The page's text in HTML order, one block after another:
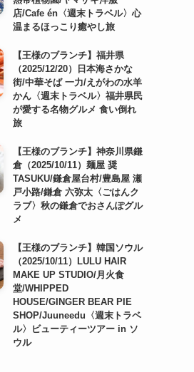
店/Cafe én〈週末トラベル〉心
温まるほっこり癒やし旅
【王様のブランチ】福井県
（2025/12/20）日本海さかな
街/中華そば 一力/えがわの水羊
かん〈週末トラベル〉福井県民
が愛する名物グルメ 食い倒れ
旅
【王様のブランチ】神奈川県鎌
倉（2025/10/11）麺屋 奨
TASUKU/鎌倉屋台村/豊島屋 瀬
戸小路/鎌倉 六弥太〈ごはんク
ラブ〉秋の鎌倉でおさんぽグル
メ
【王様のブランチ】韓国ソウル
（2025/10/11）LULU HAIR
MAKE UP STUDIO/月火食
堂/WHIPPED
HOUSE/GINGER BEAR PIE
SHOP/Juuneedu〈週末トラベ
ル〉ビューティーツアー in ソ
ウル